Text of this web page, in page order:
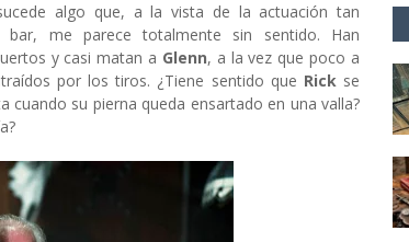
algo que, a la vista de la actuación tan
me parece totalmente sin sentido. Han
y casi matan a Glenn, a la vez que poco a
por los tiros. ¿Tiene sentido que Rickse
su pierna queda ensartado en una valla?